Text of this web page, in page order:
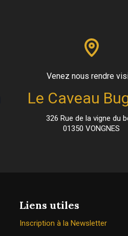
Venez nous rendre
Le Caveau
326 Rue de la vigne du
01350 VONGNES
Liens utiles
Inscription à la Newsletter